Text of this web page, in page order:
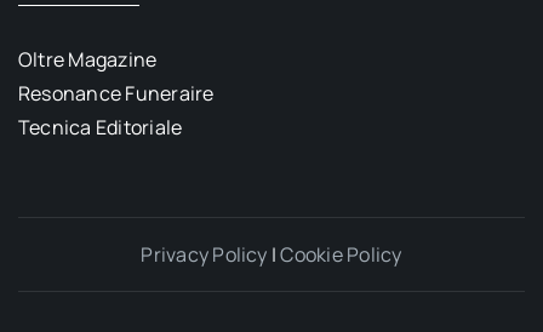
Oltre Magazine
Resonance Funeraire
Tecnica Editoriale
Privacy Policy |Cookie Policy